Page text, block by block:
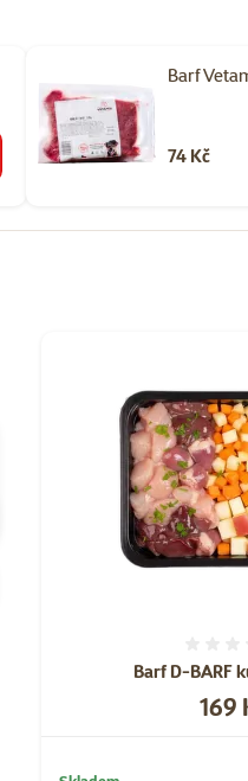
Barf
74 Kč
Barf D-BARF
169